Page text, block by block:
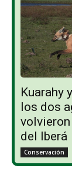
Kuarahy
los dos
del Iberá
Conservación